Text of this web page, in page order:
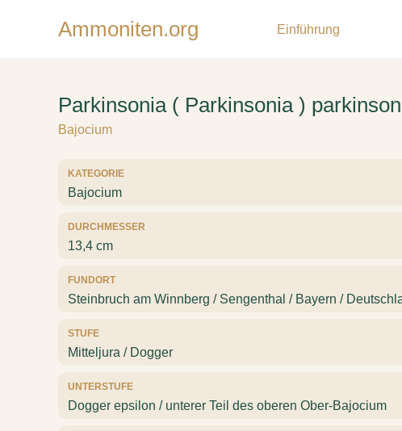
Ammoniten.org Einführung
Parkinsonia ( Parkinsonia )
Bajocium
KATEGORIE
Bajocium
DURCHMESSER
13,4 cm
FUNDORT
Steinbruch am Winnberg / Sengenthal / Bayern /
STUFE
Mitteljura / Dogger
UNTERSTUFE
Dogger epsilon / unterer Teil des oberen Ober-Bajocium